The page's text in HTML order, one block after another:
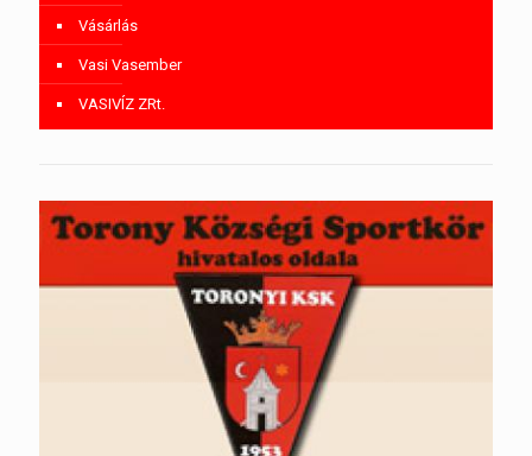
Vásárlás
Vasi Vasember
VASIVÍZ ZRt.